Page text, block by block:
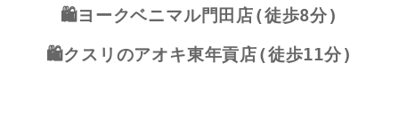
🛍️ヨークベニマル門田店(徒歩8分)
🛍️クスリのアオキ東年貢店(徒歩11分)